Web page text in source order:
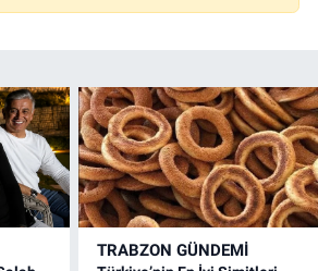
TRABZON GÜNDEMİ